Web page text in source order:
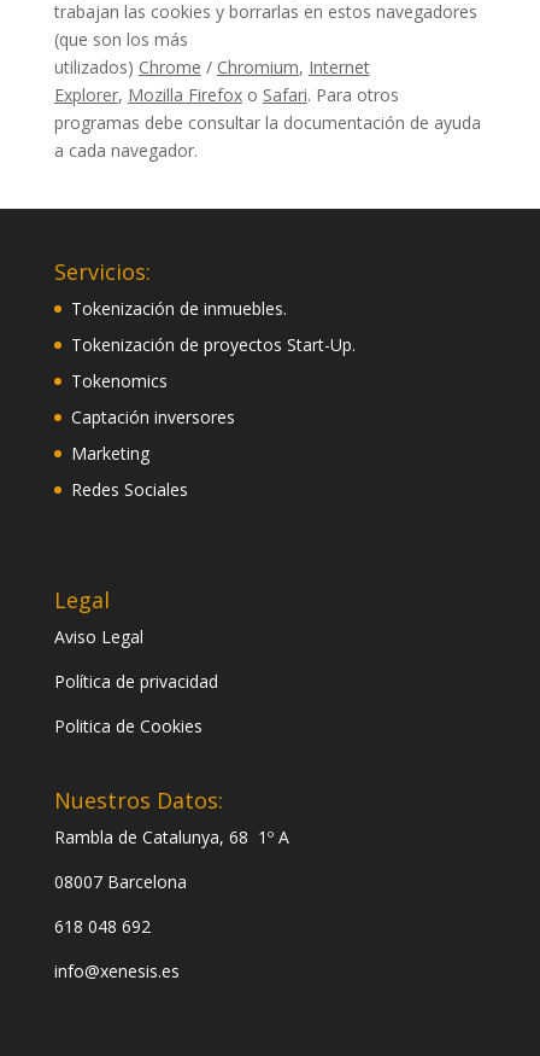
trabajan las cookies y borrarlas en estos navegadores
(que son los más
utilizados) Chrome / Chromium, Internet
Explorer, Mozilla Firefoxo Safari. Para otros
programas debe consultar la documentación de ayuda
a cada navegador.
Servicios:
Tokenización de inmuebles.
Tokenización de proyectos Start-Up.
Tokenomics
Captación inversores
Marketing
Redes Sociales
Legal
Aviso Legal
Política de privacidad
Politica de Cookies
Nuestros Datos:
Rambla de Catalunya, 68 1º A
08007 Barcelona
618 048 692
info@xenesis.es